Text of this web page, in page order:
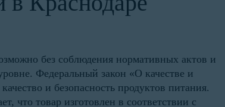
без соблюдения нормативных актов и
Федеральный закон «О качестве и
и безопасность продуктов питания.
что товар изготовлен в соответствии с